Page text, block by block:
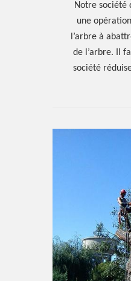
Hoerter
Notre société
une
l’arbre à
de l’arbre. Il
société